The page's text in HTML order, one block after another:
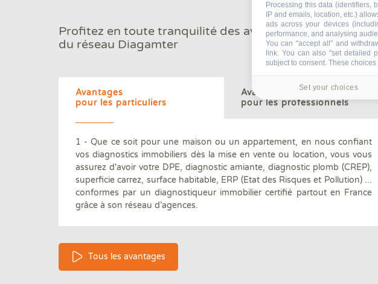
Profitez en toute tranquilité des avantages
du réseau Diagamter
Avantages
pour les particuliers
1 - Que ce soit pour une maison ou un appartement, en nous confiant
vos diagnostics immobiliers dès la mise en vente ou location, vous vous
assurez d'avoir votre DPE, diagnostic amiante, diagnostic plomb (CREP),
superficie carrez, surface habitable, ERP (Etat des Risques et Pollution) ...
conformes par un diagnostiqueur immobilier certifié partout en France
grâce à son réseau d’agences.
Avantages
pour les professionnels
nous font confiance
Un réseau de
170 agences en
97.7 % de clients satisfaits
par nos diagnostics immobiliers
Diagnostiqueurs
par un organisme
Tous les avantages
Processing this data (identifiers,
IP and emails, location, etc.)
ads across your devices
performance, and analysing
You can "accept all" and
link. You can also "set detailed
subject to consent. These
Set your choices